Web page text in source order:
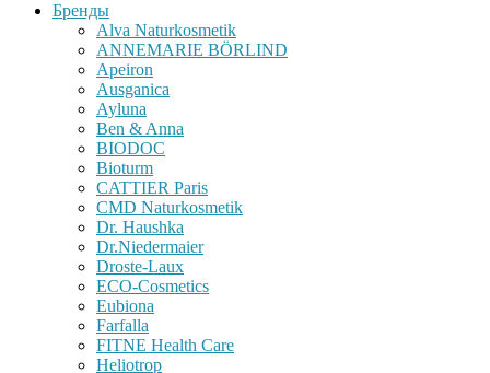
Бренды
Alva Naturkosmetik
ANNEMARIE BÖRLIND
Apeiron
Ausganica
Ayluna
Ben & Anna
BIODOC
Bioturm
CATTIER Paris
CMD Naturkosmetik
Dr. Haushka
Dr.Niedermaier
Droste-Laux
ECO-Cosmetics
Eubiona
Farfalla
FITNE Health Care
Heliotrop